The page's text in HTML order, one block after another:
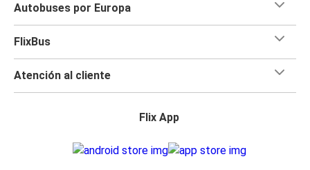
Autobuses por Europa
FlixBus
Atención al cliente
Flix App